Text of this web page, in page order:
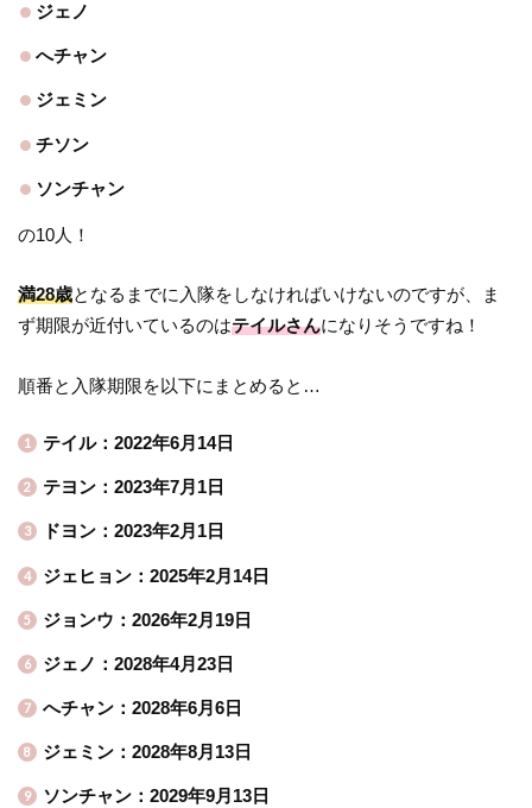
ジェノ
へチャン
ジェミン
チソン
ソンチャン
の10人！
満28歳となるまでに入隊をしなければいけないのですが、ま
ず期限が近付いているのはテイルさんになりそうですね！
順番と入隊期限を以下にまとめると…
テイル：2022年6月14日
テヨン：2023年7月1日
ドヨン：2023年2月1日
ジェヒョン：2025年2月14日
ジョンウ：2026年2月19日
ジェノ：2028年4月23日
へチャン：2028年6月6日
ジェミン：2028年8月13日
ソンチャン：2029年9月13日